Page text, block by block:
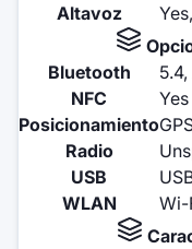
Altavoz
Bluetooth
NFC
Posicionamiento
Radio
USB
WLAN
Wi-